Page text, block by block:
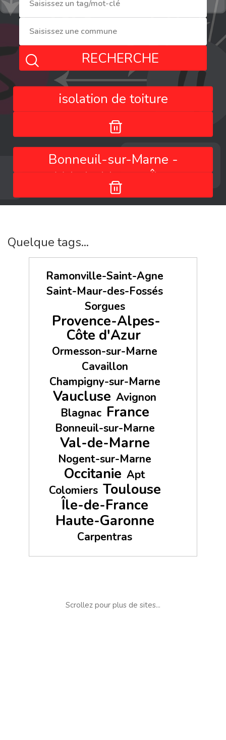
RECHERCHE
isolation de toiture
Bonneuil-sur-Marne -
Val-de-Marne - Île-
de-France - France
Quelque tags...
Ramonville-Saint-Agne
Saint-Maur-des-Fossés
Sorgues
Provence-Alpes-
Côte d'Azur
Ormesson-sur-Marne
Cavaillon
Champigny-sur-Marne
Vaucluse Avignon
Blagnac France
Bonneuil-sur-Marne
Val-de-Marne
Nogent-sur-Marne
Occitanie Apt
Colomiers Toulouse
Île-de-France
Haute-Garonne
Carpentras
Scrollez pour plus de sites...